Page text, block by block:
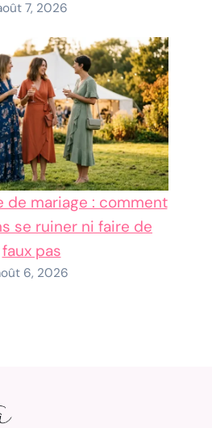
7, 2026
de mariage : comment
se ruiner ni faire de
faux pas
6, 2026